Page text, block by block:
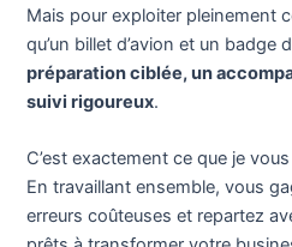
Mais pour exploiter pleinement
qu’un billet d’avion et un badge
préparation ciblée, un
suivi rigoureux.
C’est exactement ce que je
En travaillant ensemble, vous
erreurs coûteuses et repartez